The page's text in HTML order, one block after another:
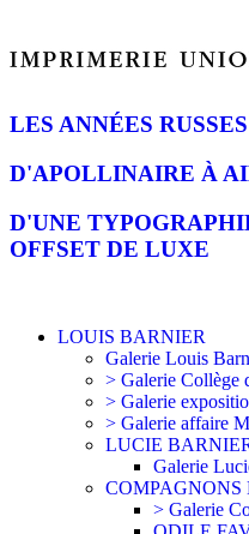
LES ANNÉES RUSSES
D'APOLLINAIRE À
D'UNE
OFFSET DE LUXE
LOUIS BARNIER
Galerie Louis
> Galerie Collège
> Galerie
> Galerie affaire
LUCIE
Galerie
COMPAGNONS
> Galerie